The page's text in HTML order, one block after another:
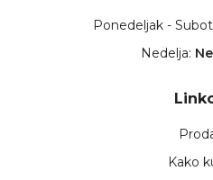
Ponedeljak -
Nedelja:
Kako